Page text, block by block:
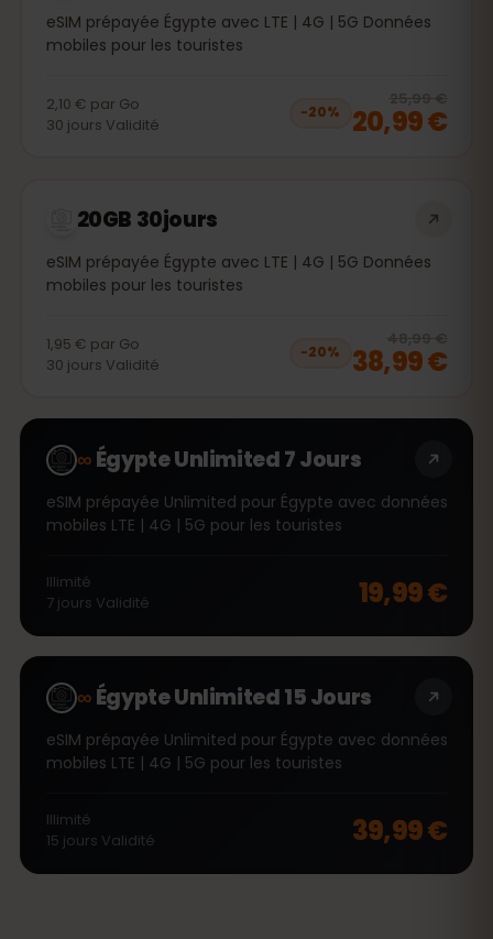
eSIM prépayée Égypte avec LTE | 4G | 5G Données
mobiles pour les touristes
2,10 € par Go
30 jours Validité
−20%
25,99 €
20,99 €
20GB 30jours
eSIM prépayée Égypte avec LTE | 4G | 5G Données
mobiles pour les touristes
1,95 € par Go
30 jours Validité
−20%
48,99 €
38,99 €
∞Égypte Unlimited 7 Jours
eSIM prépayée Unlimited pour Égypte avec données
mobiles LTE | 4G | 5G pour les touristes
Illimité
7 jours Validité 19,99 €
∞Égypte Unlimited 15 Jours
eSIM prépayée Unlimited pour Égypte avec données
mobiles LTE | 4G | 5G pour les touristes
Illimité
15 jours Validité 39,99 €